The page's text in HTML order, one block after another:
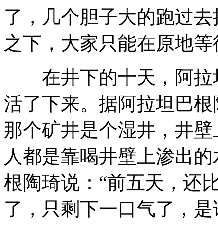
了，几个胆子大的跑过
之下，大家只能在原地等
在井下的十天，阿拉
活了下来。据阿拉坦巴
那个矿井是个湿井，井
人都是靠喝井壁上渗出
根陶琦说：“前五天，还
了，只剩下一口气了，